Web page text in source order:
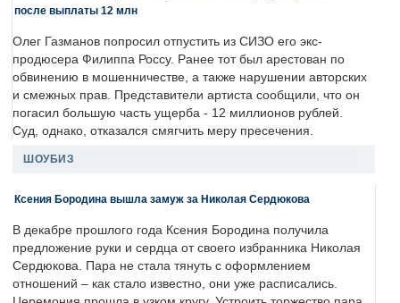
после выплаты 12 млн
Олег Газманов попросил отпустить из СИЗО его экс-
продюсера Филиппа Россу. Ранее тот был арестован по
обвинению в мошенничестве, а также нарушении авторских
и смежных прав. Представители артиста сообщили, что он
погасил большую часть ущерба - 12 миллионов рублей.
Суд, однако, отказался смягчить меру пресечения.
ШОУБИЗ
Ксения Бородина вышла замуж за Николая Сердюкова
В декабре прошлого года Ксения Бородина получила
предложение руки и сердца от своего избранника Николая
Сердюкова. Пара не стала тянуть с оформлением
отношений – как стало известно, они уже расписались.